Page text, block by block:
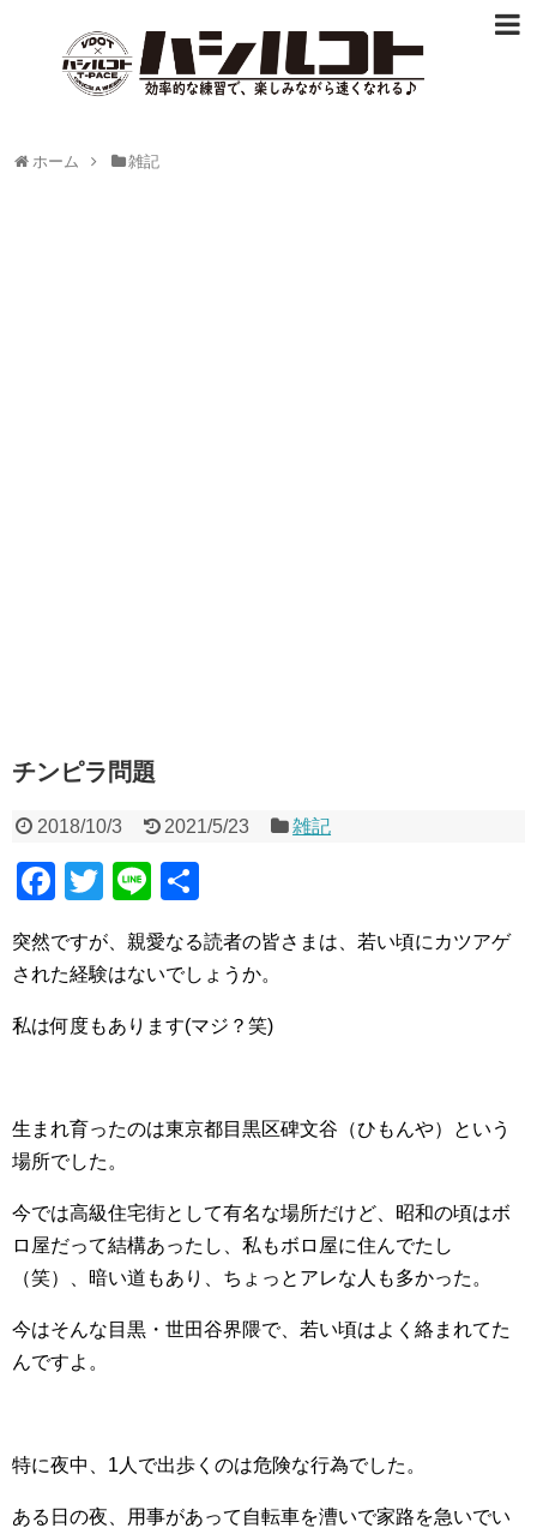
ホーム 雑記
チンピラ問題
2018/10/3 2021/5/23 雑記
F
c
e
b
o
k
T
tt
er
Li
e
突然ですが、親愛なる読者の皆さまは、若い頃にカツアゲ
された経験はないでしょうか。
私は何度もあります(マジ？笑)
生まれ育ったのは東京都目黒区碑文谷（ひもんや）という
場所でした。
今では高級住宅街として有名な場所だけど、昭和の頃はボ
ロ屋だって結構あったし、私もボロ屋に住んでたし
（笑）、暗い道もあり、ちょっとアレな人も多かった。
今はそんな目黒・世田谷界隈で、若い頃はよく絡まれてた
んですよ。
特に夜中、1人で出歩くのは危険な行為でした。
ある日の夜、用事があって自転車を漕いで家路を急いでい